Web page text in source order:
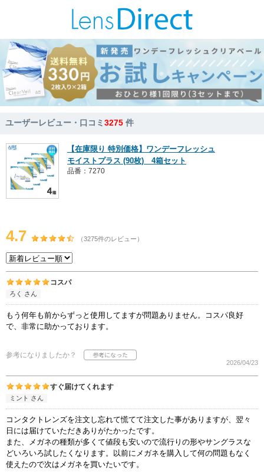
ユーザーレビュー・口コミ3275 件
【在庫限り 特別価格】ワンデーフレッシュ
モイストプラス (90枚) 4箱セット
品番：7270
4.7 （3275件のレビュー）
コスパ
ろく さん
もう何年も前からずっと使用してますが問題ありません。コスパ良好
で、非常に助かっております。
参考になりましたか？
2026/04/23
すぐ届けてくれます
ミント さん
コンタクトレンズを注文し忘れて慌てて注文した事がありますが、翌々
日には届けていただきありがたかったです。
また、メガネの種類が多くて値段も安いので流行りの形やサングラスな
どいろいろ試したくなります。以前にメガネを購入して何の問題もなく
使えたので次はメガネを買いたいです。